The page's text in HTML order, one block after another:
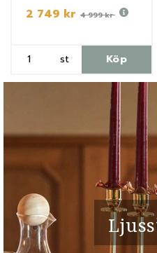
2 749 kr 4 999 kr
st Köp